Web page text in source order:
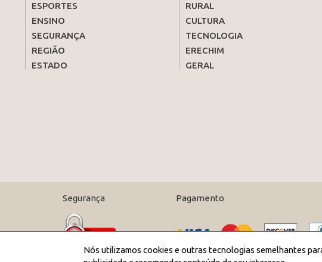
ESPORTES
ENSINO
SEGURANÇA
REGIÃO
ESTADO
RURAL
CULTURA
TECNOLOGIA
ERECHIM
GERAL
Segurança Pagamento
Nós utilizamos cookies e outras tecnologias semelhantes